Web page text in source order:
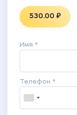
530.00 ₽
Имя *
Телефон *